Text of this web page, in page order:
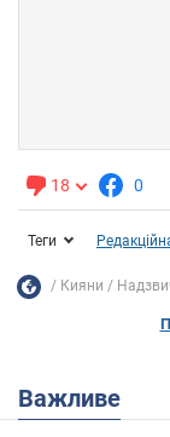
18 0
Теги
Кияни
Важливе